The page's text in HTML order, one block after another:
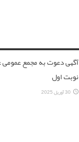
آگهی دعوت به مجمع عمومی
نوبت اول
30 آوریل 2025